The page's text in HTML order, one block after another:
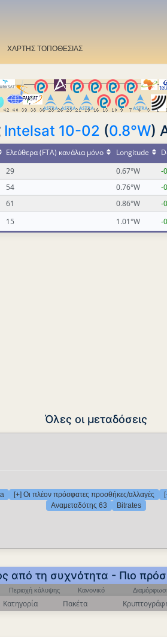
ΧΑΡΤΗΣ ΤΟΠΟΘΕΣΙΑΣ
Intelsat 10-02 (0.8°W)
Ελεύθερα (FTA) κανάλια μόνο Longitude
29 0.67°W -
54 0.76°W -
61 0.86°W -
15 1.01°W -
Όλες οι μεταδόσεις
[+] Οι πλέον πρόσφατες προσθήκες/αλλαγές
Αναμεταδότης 63
Bitrates
από τη συχνότητα - Πιο
Περιοχή κάλυψης Κανονικό
Κατηγορία Πακέτα